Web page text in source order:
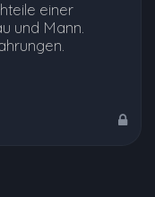
einer
und Mann.